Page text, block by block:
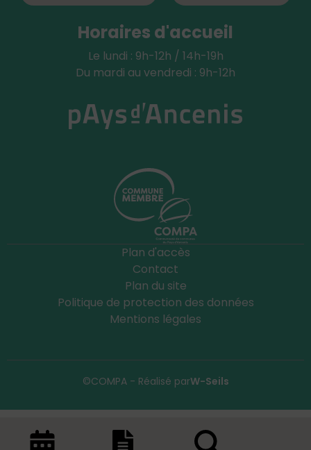
Horaires d'accueil
Le lundi : 9h-12h / 14h-19h
Du mardi au vendredi : 9h-12h
Plan d'accès
Contact
Plan du site
Politique de protection des données
Mentions légales
©COMPA - Réalisé parW-Seils